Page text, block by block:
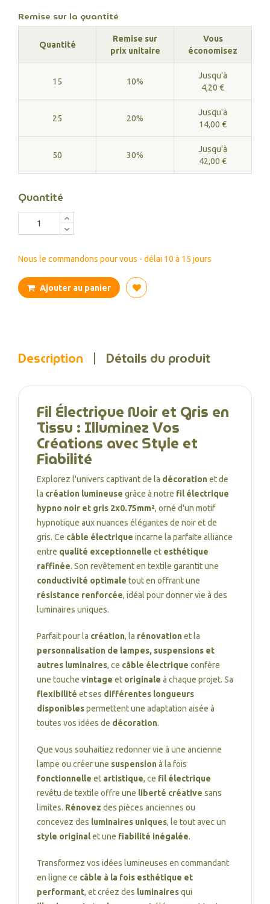
Remise sur la quantité
Quantité
Remise sur
prix unitaire
Vous
économisez
15 10%
Jusqu'à
4,20 €
25 20%
Jusqu'à
14,00 €
50 30%
Jusqu'à
42,00 €
Quantité
Nous le commandons pour vous - délai 10 à 15 jours
Ajouter au panier
Description Détails du produit
Fil Électrique Noir et Gris en
Tissu : Illuminez Vos
Créations avec Style et
Fiabilité
Explorez l'univers captivant de la décorationet de
la création lumineuse grâce à notre fil électrique
hypno noir et gris 2x0.75mm², orné d'un motif
hypnotique aux nuances élégantes de noir et de
gris. Ce câble électrique incarne la parfaite alliance
entre qualité exceptionnelle et esthétique
raffinée. Son revêtement en textile garantit une
conductivité optimale tout en offrant une
résistance renforcée, idéal pour donner vie à des
luminaires uniques.
Parfait pour la création, la rénovationet la
personnalisation de lampes, suspensions et
autres luminaires, ce câble électrique confère
une touche vintage et originale à chaque projet. Sa
flexibilité et ses différentes longueurs
disponiblespermettent une adaptation aisée à
toutes vos idées de décoration.
Que vous souhaitiez redonner vie à une ancienne
lampe ou créer une suspensionà la fois
fonctionnelle et artistique, ce fil électrique
revêtu de textile offre une liberté créative sans
limites. Rénovez des pièces anciennes ou
concevez des luminaires uniques, le tout avec un
style originalet une fiabilité inégalée.
Transformez vos idées lumineuses en commandant
en ligne ce câble à la fois esthétique et
performant, et créez des luminairesqui